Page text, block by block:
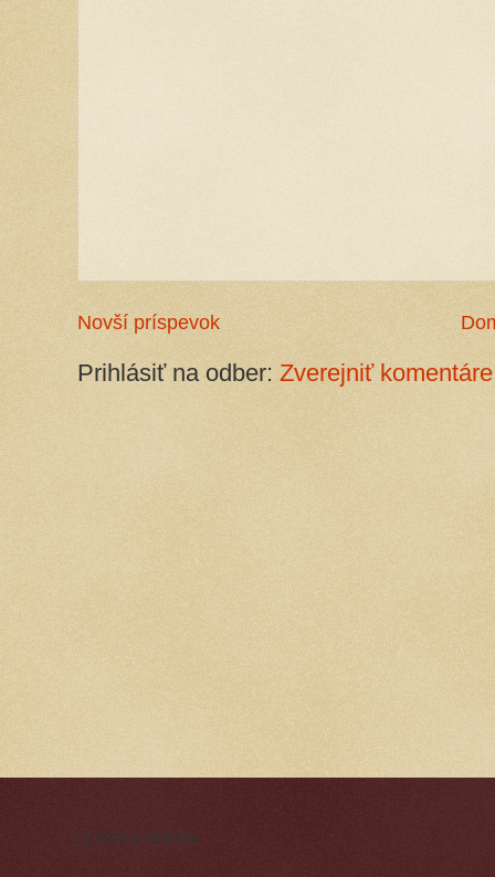
Novší príspevok
Prihlásiť na odber: Zverejniť
Cynická obluda